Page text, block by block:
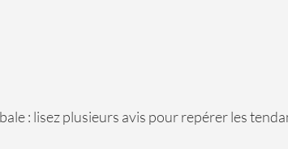
: lisez plusieurs avis pour repérer les